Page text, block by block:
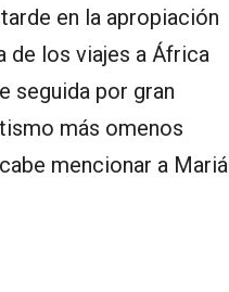
en la apropiación
de los viajes a África
seguida por gran
más omenos
mencionar a Mariá